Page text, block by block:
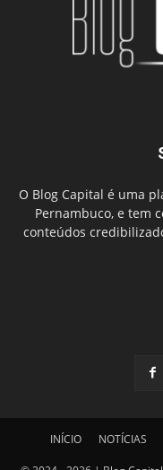
O Blog Capital é uma
Pernambuco, e tem
conteúdos
INÍCIO NOTÍCIAS